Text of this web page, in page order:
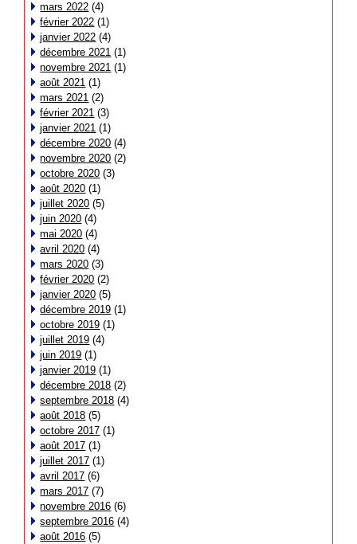
mars 2022 (4)
février 2022 (1)
janvier 2022 (4)
décembre 2021 (1)
novembre 2021 (1)
août 2021 (1)
mars 2021 (2)
février 2021 (3)
janvier 2021 (1)
décembre 2020 (4)
novembre 2020 (2)
octobre 2020 (3)
août 2020 (1)
juillet 2020 (5)
juin 2020 (4)
mai 2020 (4)
avril 2020 (4)
mars 2020 (3)
février 2020 (2)
janvier 2020 (5)
décembre 2019 (1)
octobre 2019 (1)
juillet 2019 (4)
juin 2019 (1)
janvier 2019 (1)
décembre 2018 (2)
septembre 2018 (4)
août 2018 (5)
octobre 2017 (1)
août 2017 (1)
juillet 2017 (1)
avril 2017 (6)
mars 2017 (7)
novembre 2016 (6)
septembre 2016 (4)
août 2016 (5)